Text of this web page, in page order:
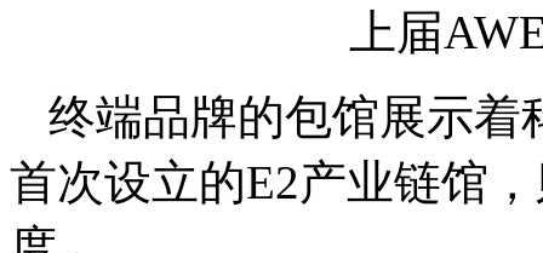
上届
终端品牌的包馆展示着
首次设立的E2产业链馆